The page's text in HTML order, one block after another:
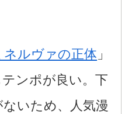
ルヴァの正体 」
ンポが良い。下
いため、人気漫